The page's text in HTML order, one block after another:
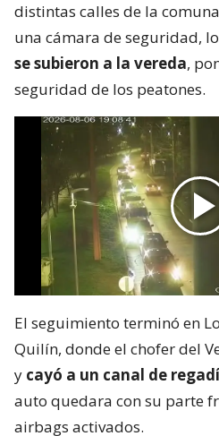
distintas calles de la
una cámara de seguridad,
se subieron a la vereda,
seguridad de los peatones.
El seguimiento terminó en
Quilín, donde el chofer del
y cayó a un canal de
auto quedara con su parte
airbags activados.